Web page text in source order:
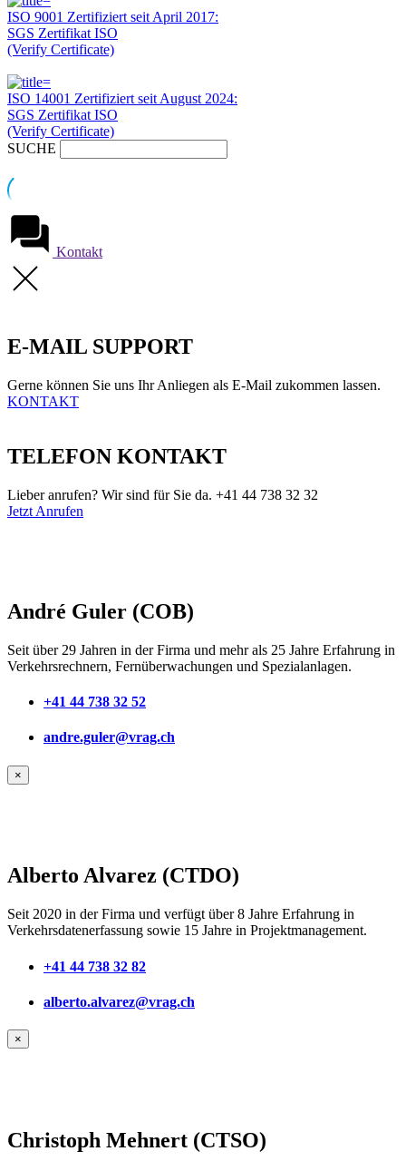
ISO 9001 Zertifiziert seit April 2017:
SGS Zertifikat ISO
(Verify Certificate)
ISO 14001 Zertifiziert seit August 2024:
SGS Zertifikat ISO
(Verify Certificate)
SUCHE
Kontakt
E-MAIL SUPPORT
Gerne können Sie uns Ihr Anliegen als E-Mail zukommen lassen.
KONTAKT
TELEFON KONTAKT
Lieber anrufen? Wir sind für Sie da. +41 44 738 32 32
Jetzt Anrufen
André Guler (COB)
Seit über 29 Jahren in der Firma und mehr als 25 Jahre Erfahrung in
Verkehrsrechnern, Fernüberwachungen und Spezialanlagen.
+41 44 738 32 52
andre.guler@vrag.ch
×
Alberto Alvarez (CTDO)
Seit 2020 in der Firma und verfügt über 8 Jahre Erfahrung in
Verkehrsdatenerfassung sowie 15 Jahre in Projektmanagement.
+41 44 738 32 82
alberto.alvarez@vrag.ch
×
Christoph Mehnert (CTSO)